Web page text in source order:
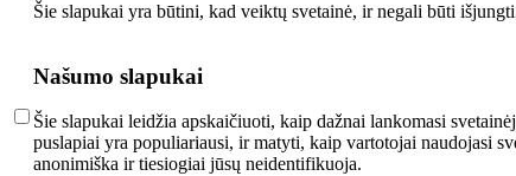
Šie slapukai yra būtini, kad veiktų svetainė, ir negali būti
Našumo slapukai
Šie slapukai leidžia apskaičiuoti, kaip dažnai lankomasi
puslapiai yra populiariausi, ir matyti, kaip vartotojai naudojasi
anonimiška ir tiesiogiai jūsų neidentifikuoja.